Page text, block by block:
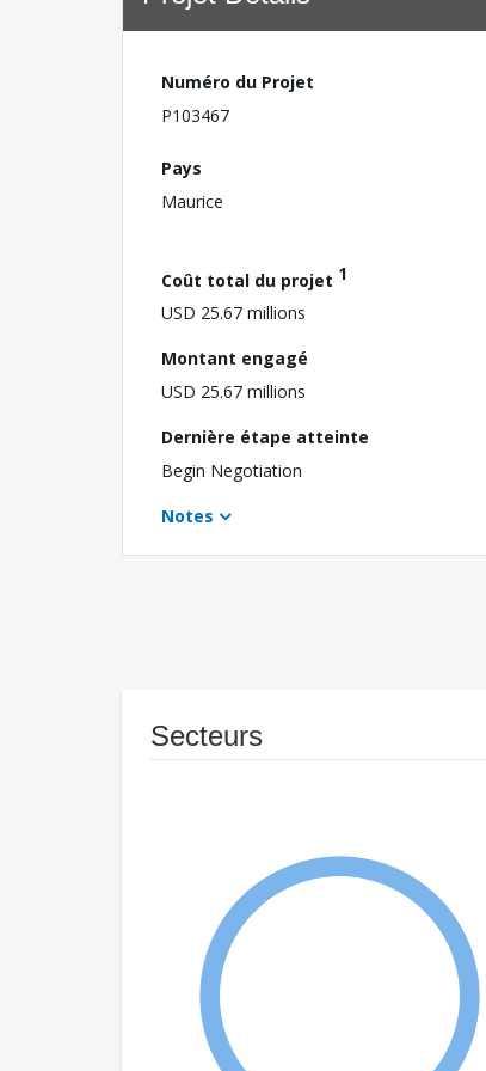
Numéro du Projet
P103467
Pays
Maurice
Coût total du projet 1
USD 25.67 millions
Montant engagé
USD 25.67 millions
Dernière étape atteinte
Begin Negotiation
Notes
Secteurs